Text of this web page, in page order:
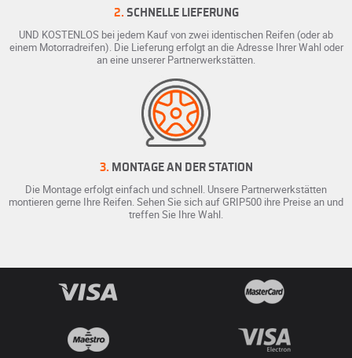
2. SCHNELLE LIEFERUNG
UND KOSTENLOS bei jedem Kauf von zwei identischen Reifen (oder ab
einem Motorradreifen). Die Lieferung erfolgt an die Adresse Ihrer Wahl oder
an eine unserer Partnerwerkstätten.
3. MONTAGE AN DER STATION
Die Montage erfolgt einfach und schnell. Unsere Partnerwerkstätten
montieren gerne Ihre Reifen. Sehen Sie sich auf GRIP500 ihre Preise an und
treffen Sie Ihre Wahl.